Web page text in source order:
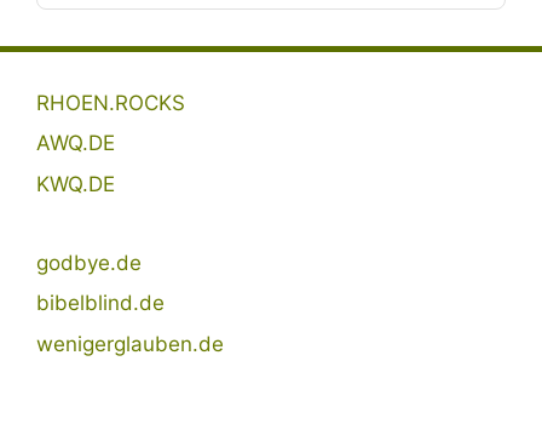
RHOEN.ROCKS
AWQ.DE
KWQ.DE
godbye.de
bibelblind.de
wenigerglauben.de